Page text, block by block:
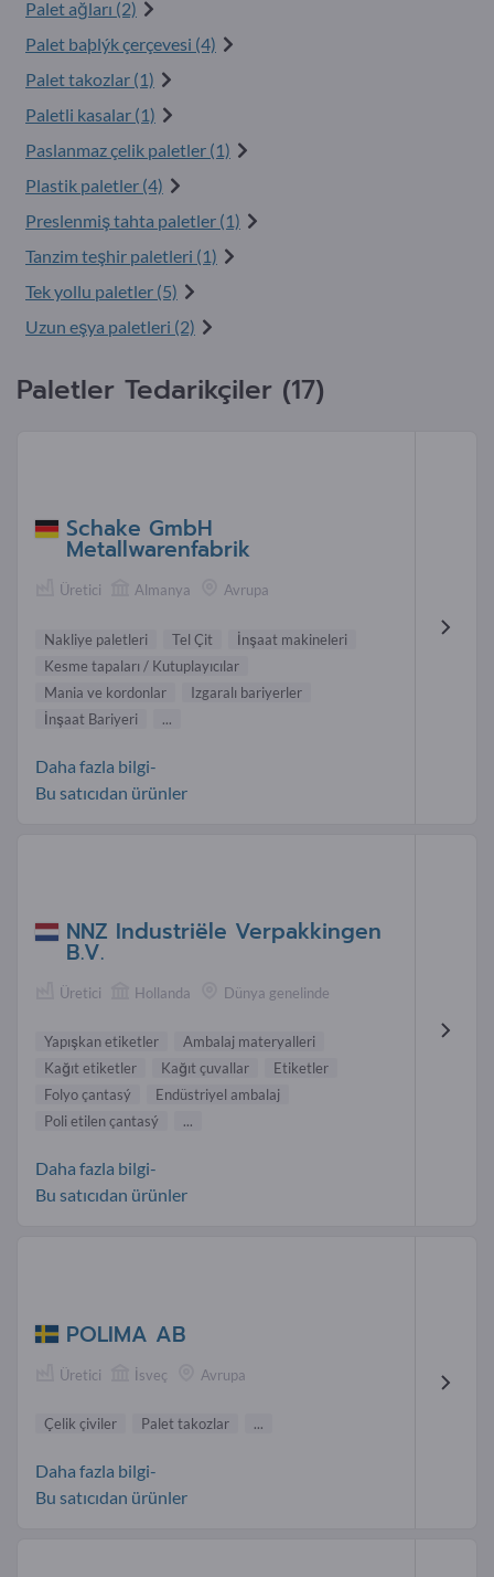
Palet ağları (2)
Palet baþlýk çerçevesi (4)
Palet takozlar (1)
Paletli kasalar (1)
Paslanmaz çelik paletler (1)
Plastik paletler (4)
Preslenmiş tahta paletler (1)
Tanzim teşhir paletleri (1)
Tek yollu paletler (5)
Uzun eşya paletleri (2)
Paletler Tedarikçiler (17)
Schake GmbH
Metallwarenfabrik
Üretici Almanya Avrupa
Nakliye paletleri Tel Çit
İnşaat makineleri
Kesme tapaları / Kutuplayıcılar
Mania ve kordonlar
Izgaralı bariyerler
İnşaat Bariyeri
...
Daha fazla bilgi-
Bu satıcıdan ürünler
NNZ Industriële Verpakkingen
B.V.
Üretici Hollanda Dünya genelinde
Yapışkan etiketler
Ambalaj materyalleri
Kağıt etiketler
Kağıt çuvallar
Etiketler
Folyo çantasý
Endüstriyel ambalaj
Poli etilen çantasý
...
Daha fazla bilgi-
Bu satıcıdan ürünler
POLIMA AB
Üretici İsveç Avrupa
Çelik çiviler Palet takozlar ...
Daha fazla bilgi-
Bu satıcıdan ürünler